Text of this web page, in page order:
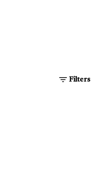
Filters